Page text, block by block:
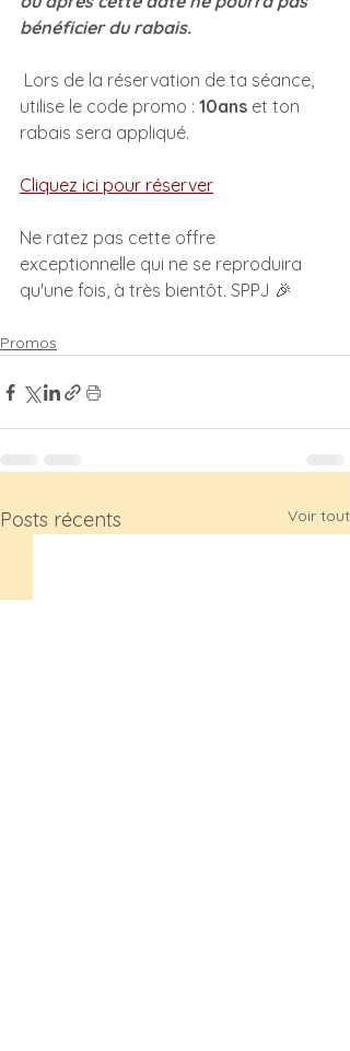
bénéficier du rabais.
Lors de la réservation de ta séance,
utilise le code promo : 10ans et ton
rabais sera appliqué.
Cliquez ici pour réserver
Ne ratez pas cette offre
exceptionnelle qui ne se reproduira
qu'une fois, à très bientôt. SPPJ 🎉
Promos
Posts récents Voir tout